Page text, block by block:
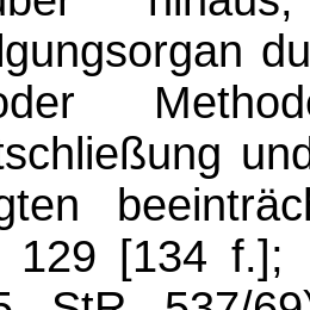
129 [134 f.];